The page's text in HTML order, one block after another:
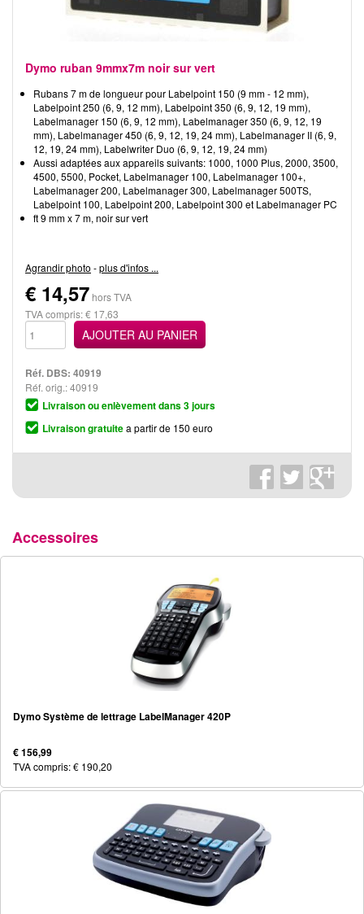
Dymo ruban 9mmx7m noir sur vert
Rubans 7 m de longueur pour Labelpoint 150 (9 mm - 12 mm),
Labelpoint 250 (6, 9, 12 mm), Labelpoint 350 (6, 9, 12, 19 mm),
Labelmanager 150 (6, 9, 12 mm), Labelmanager 350 (6, 9, 12, 19
mm), Labelmanager 450 (6, 9, 12, 19, 24 mm), Labelmanager II (6, 9,
12, 19, 24 mm), Labelwriter Duo (6, 9, 12, 19, 24 mm)
Aussi adaptées aux appareils suivants: 1000, 1000 Plus, 2000, 3500,
4500, 5500, Pocket, Labelmanager 100, Labelmanager 100+,
Labelmanager 200, Labelmanager 300, Labelmanager 500TS,
Labelpoint 100, Labelpoint 200, Labelpoint 300 et Labelmanager PC
ft 9 mm x 7 m, noir sur vert
Agrandir photo -plus d'infos ...
€ 14,57 hors TVA
TVA compris: € 17,63
AJOUTER AU PANIER
Réf. DBS: 40919
Réf. orig.: 40919
Livraison ou enlèvement dans 3 jours
Livraison gratuitea partir de 150 euro
Accessoires
Dymo Système de lettrage LabelManager 420P
€ 156,99
TVA compris: € 190,20